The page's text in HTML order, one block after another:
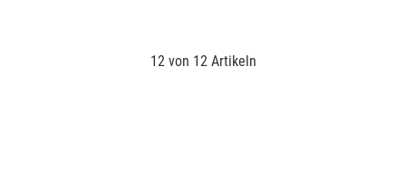
12 von 12 Artikeln